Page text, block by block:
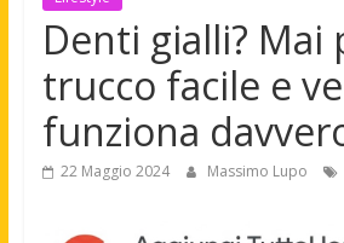
Denti gialli? Mai
trucco facile e
funziona
22 Maggio 2024 Massimo Lupo